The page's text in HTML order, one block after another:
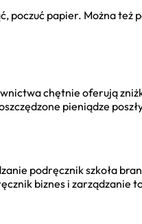
poczuć papier. Można
chętnie oferują
pieniądze
podręcznik szkoła
biznes i zarządzanie